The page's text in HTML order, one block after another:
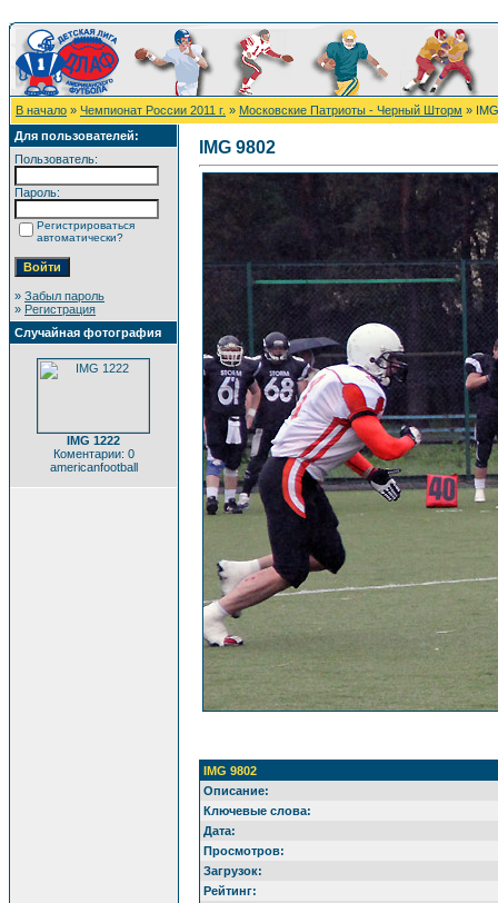
В начало » Чемпионат России 2011 г. » Московские Патриоты - Черный Шторм »
Для пользователей:
Пользователь:
Пароль:
Регистрироваться
автоматически?
» Забыл пароль
» Регистрация
Случайная фотография
IMG 1222
Коментарии: 0
americanfootball
IMG 9802
IMG 9802
Описание:
Ключевые слова:
Дата:
Просмотров:
Загрузок:
Рейтинг: